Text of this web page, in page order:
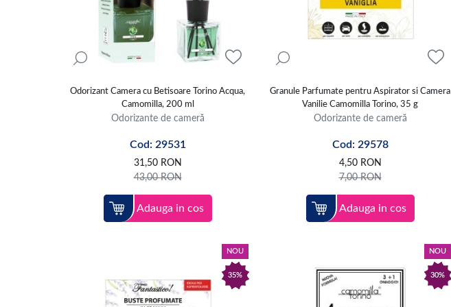
Odorizant Camera cu Betisoare Torino Acqua,
Camomilla, 200 ml
Odorizante de cameră
Cod: 29531
31,50 RON
43,00RON
Adauga in cos
Granule Parfumate pentru Aspirator si Camera
Vanilie Camomilla Torino, 35 g
Odorizante de cameră
Cod: 29578
4,50 RON
7,00RON
Adauga in cos
NOU
35%
NOU
30%